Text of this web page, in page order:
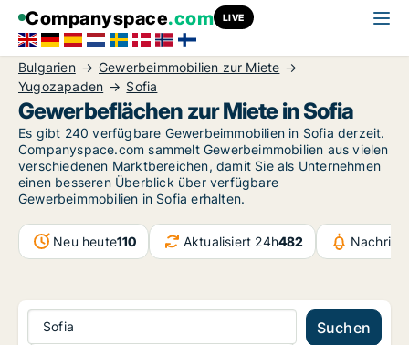
Companyspace.com LIVE
Bulgarien
Gewerbeimmobilien zur Miete
Yugozapaden
Sofia
Gewerbeflächen zur Miete in Sofia
Es gibt 240 verfügbare Gewerbeimmobilien in Sofia derzeit.
Companyspace.com sammelt Gewerbeimmobilien aus vielen
verschiedenen Marktbereichen, damit Sie als Unternehmen
einen besseren Überblick über verfügbare
Gewerbeimmobilien in Sofia erhalten.
Neu heute110 Aktualisiert 24h482
Sofia Suchen